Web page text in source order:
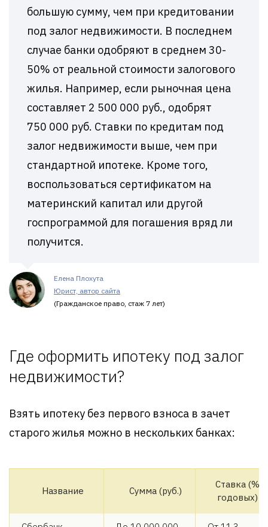
большую сумму, чем при кредитовании
под залог недвижимости. В последнем
случае банки одобряют в среднем 30-
50% от реальной стоимости залогового
жилья. Например, если рыночная цена
составляет 2 500 000 руб., одобрят
750 000 руб. Ставки по кредитам под
залог недвижимости выше, чем при
стандартной ипотеке. Кроме того,
воспользоваться сертификатом на
материнский капитал или другой
госпрограммой для погашения вряд ли
получится.
Елена Плохута
Юрист, автор сайта
(Гражданское право, стаж 7 лет)
Где оформить ипотеку под залог
недвижимости?
Взять ипотеку без первого взноса в зачет
старого жилья можно в нескольких банках:
Название Сумма (руб.)
Ставка (%
годовых)